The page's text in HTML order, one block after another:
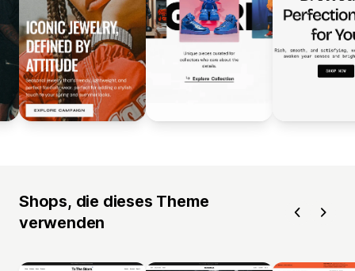
Shops, die dieses Theme
verwenden